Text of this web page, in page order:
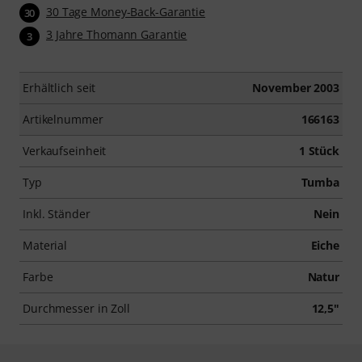
30 30 Tage Money-Back-Garantie
3 3 Jahre Thomann Garantie
Erhältlich seit November 2003
Artikelnummer 166163
Verkaufseinheit 1 Stück
Typ Tumba
Inkl. Ständer Nein
Material Eiche
Farbe Natur
Durchmesser in Zoll 12,5"